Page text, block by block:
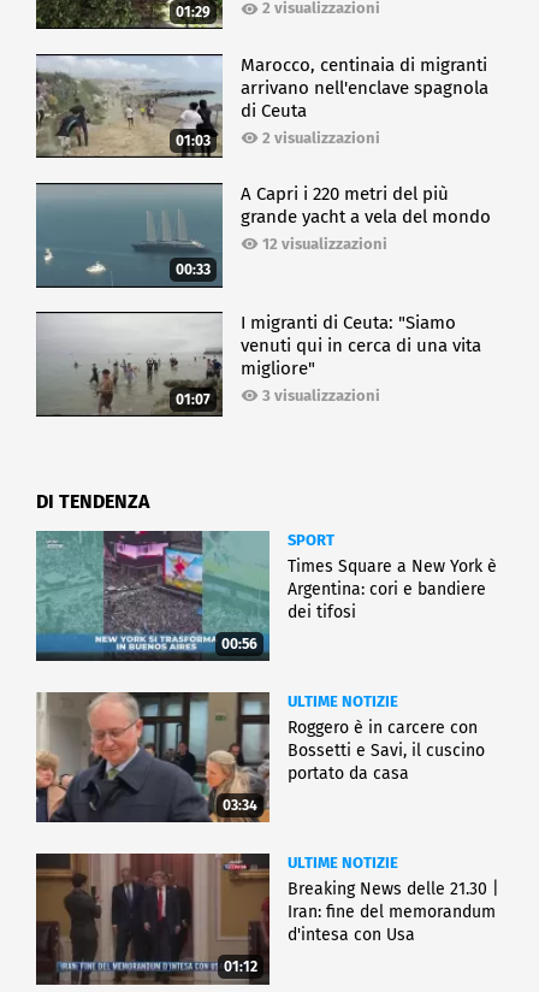
01:29 2 visualizzazioni
01:03
Marocco, centinaia di migranti
arrivano nell'enclave spagnola
di Ceuta
2 visualizzazioni
00:33
A Capri i 220 metri del più
grande yacht a vela del mondo
12 visualizzazioni
01:07
I migranti di Ceuta: "Siamo
venuti qui in cerca di una vita
migliore"
3 visualizzazioni
DI TENDENZA
00:56
SPORT
Times Square a New York è
Argentina: cori e bandiere
dei tifosi
03:34
ULTIME NOTIZIE
Roggero è in carcere con
Bossetti e Savi, il cuscino
portato da casa
01:12
ULTIME NOTIZIE
Breaking News delle 21.30 |
Iran: fine del memorandum
d'intesa con Usa